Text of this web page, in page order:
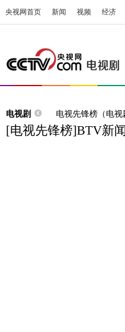
央视网首页 新闻 视频 经济
电视剧 电视先锋榜（电视
[电视先锋榜]BTV新